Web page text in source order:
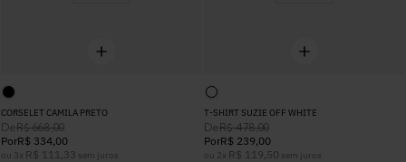
CORSELET CAMILA PRETO
DeR$ 668,00
PorR$ 334,00
ou 3 x R$ 111, 33 sem juros
T-SHIRT SUZIE OFF WHITE
DeR$ 478,00
PorR$ 239,00
ou 2 x R$ 119, 50 sem juros